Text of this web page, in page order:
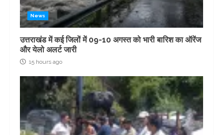
News
उत्तराखंड में कई जिलों में 09-10 अगस्त को भारी बारिश का ऑरेंज
और येलो अलर्ट जारी
15 hours ago